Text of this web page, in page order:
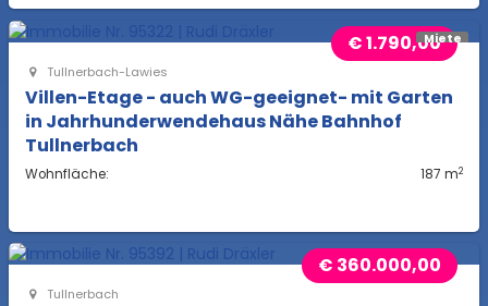
Miete
€ 1.790,00
Tullnerbach-Lawies
Villen-Etage - auch WG-geeignet- mit Garten
in Jahrhunderwendehaus Nähe Bahnhof
Tullnerbach
Wohnfläche: 187 m2
€ 360.000,00
Tullnerbach